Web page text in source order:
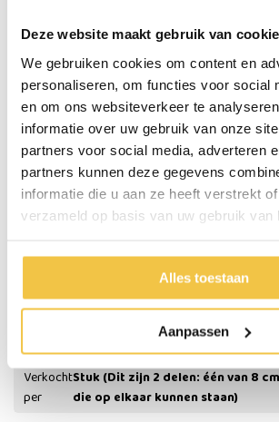
Deze website maakt gebruik van
We gebruiken cookies om content en
personaliseren, om functies voor social
en om ons websiteverkeer te
informatie over uw gebruik van onze
partners voor social media, adverteren
partners kunnen deze gegevens
informatie die u aan ze heeft verstrekt
verzameld op basis van uw gebruik van
Alles toestaan
Aanpassen
Verkocht per stuk (Dit zijn 2 delen: één van 8
die op elkaar kunnen staan)
Specificaties
Kleur
Materiaal
Verhoogd het bed of meubel met
8, 13 of
Afmetingen per verhoger (dit is ook de ruimte
Maximale belasting bedverhogers
Verkocht
per
Stuk (Dit zijn 2 delen: één van 8
die op elkaar kunnen staan)